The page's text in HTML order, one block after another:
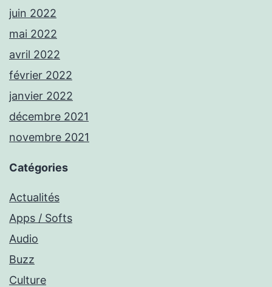
juin 2022
mai 2022
avril 2022
février 2022
janvier 2022
décembre 2021
novembre 2021
Catégories
Actualités
Apps / Softs
Audio
Buzz
Culture